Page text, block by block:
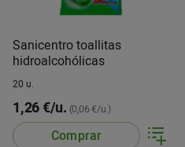
Sanicentro toallitas
hidroalcohólicas
20 u.
1,26 €/u. (0,06 €/u.)
Comprar